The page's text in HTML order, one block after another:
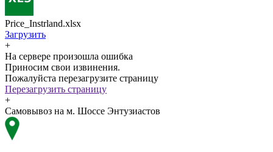
Price_Instrland.xlsx
Загрузить
+
На сервере произошла ошибка
Приносим свои извинения.
Пожалуйста перезагрузите страницу
Перезагрузить страницу
+
Самовывоз на м. Шоссе Энтузиастов